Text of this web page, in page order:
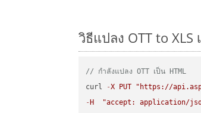
วิธีแปลง OTT to
// กำลังแปลง OTT เป็น HTML
curl
-X PUT
"https://
- H
"accept: application/